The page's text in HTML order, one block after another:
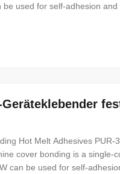
used for self-adhesion and
Hot Melt Adhesives PUR-
cover bonding is a single-
can be used for self-